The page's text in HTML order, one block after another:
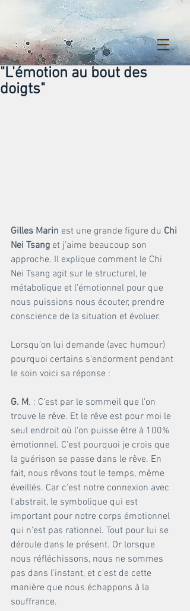
"L'émotion au bout des
doigts"
Gilles Marin est une grande figure du Chi
Nei Tsang et j’aime beaucoup son
approche. Il explique comment le Chi
Nei Tsang agit sur le structurel, le
métabolique et l'émotionnel pour que
nous puissions nous écouter, prendre
conscience de la situation et évoluer.
Lorsqu’on lui demande (avec humour)
pourquoi certains s’endorment pendant
le soin voici sa réponse :
G. M. : C'est par le sommeil que l'on
trouve le rêve. Et le rêve est pour moi le
seul endroit où l'on puisse être à 100%
émotionnel. C'est pourquoi je crois que
la guérison se passe dans le rêve. En
fait, nous rêvons tout le temps, même
éveillés. Car c'est notre connexion avec
l'abstrait, le symbolique qui est
important pour notre corps émotionnel
qui n'est pas rationnel. Tout pour lui se
déroule dans le présent. Or lorsque
nous réfléchissons, nous ne sommes
pas dans l'instant, et c'est de cette
manière que nous échappons à la
souffrance.